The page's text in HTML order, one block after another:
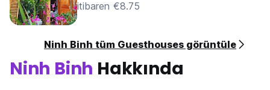
itibaren €8.75
Ninh Binh tüm Guesthouses görüntüle
Ninh Binh Hakkında